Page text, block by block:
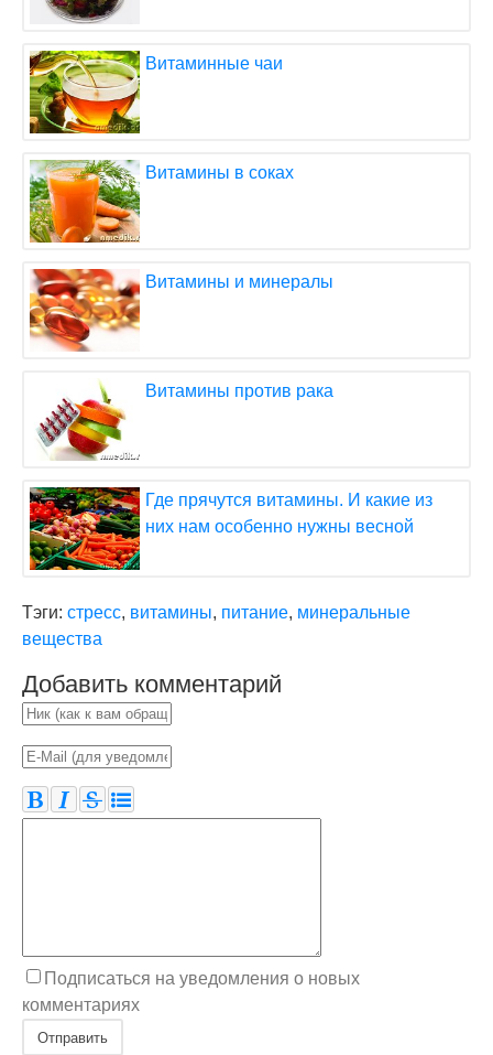
Витаминные чаи
Витамины в соках
Витамины и минералы
Витамины против рака
Где прячутся витамины. И какие из
них нам особенно нужны весной
Тэги: стресс, витамины, питание, минеральные
вещества
Добавить комментарий
Подписаться на уведомления о новых
комментариях
Отправить